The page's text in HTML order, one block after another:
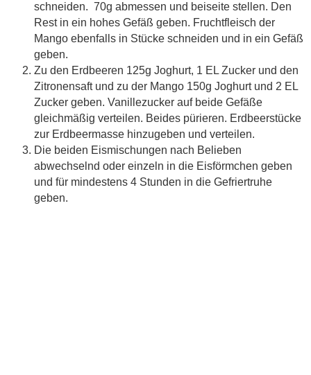
schneiden. 70g abmessen und beiseite stellen. Den
Rest in ein hohes Gefäß geben. Fruchtfleisch der
Mango ebenfalls in Stücke schneiden und in ein Gefäß
geben.
Zu den Erdbeeren 125g Joghurt, 1 EL Zucker und den
Zitronensaft und zu der Mango 150g Joghurt und 2 EL
Zucker geben. Vanillezucker auf beide Gefäße
gleichmäßig verteilen. Beides pürieren. Erdbeerstücke
zur Erdbeermasse hinzugeben und verteilen.
Die beiden Eismischungen nach Belieben
abwechselnd oder einzeln in die Eisförmchen geben
und für mindestens 4 Stunden in die Gefriertruhe
geben.